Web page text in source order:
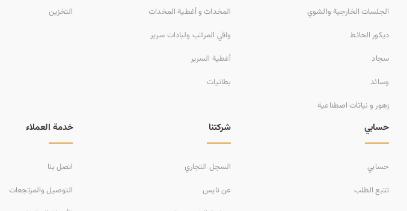
الجلسات الخارجية والشوي
ديكور الحائط
سجاد
وسائد
زهور و نباتات اصطناعية
المخدات و أغطية المخدات
واقي المراتب ولبادات سرير
أغطية السرير
بطانيات
التخزين
حسابي
حسابي
تتبع الطلب
شركتنا
السجل التجاري
عن نايس
خدمة العملاء
اتصل بنا
التوصيل والمرتجعات